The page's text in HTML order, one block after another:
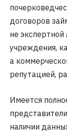
договоров
не
учреждения,
а
репутацией,
Имеется
наличии